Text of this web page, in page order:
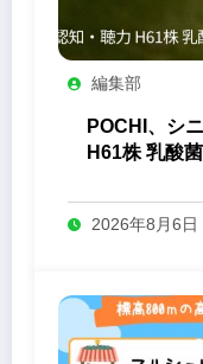
編集部
POCHI、シ
H61株 乳酸
2026年8月6日